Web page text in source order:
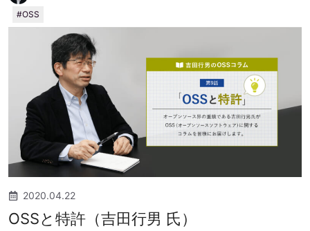
OSS
2020.04.22
OSSと特許（吉田行男 氏）